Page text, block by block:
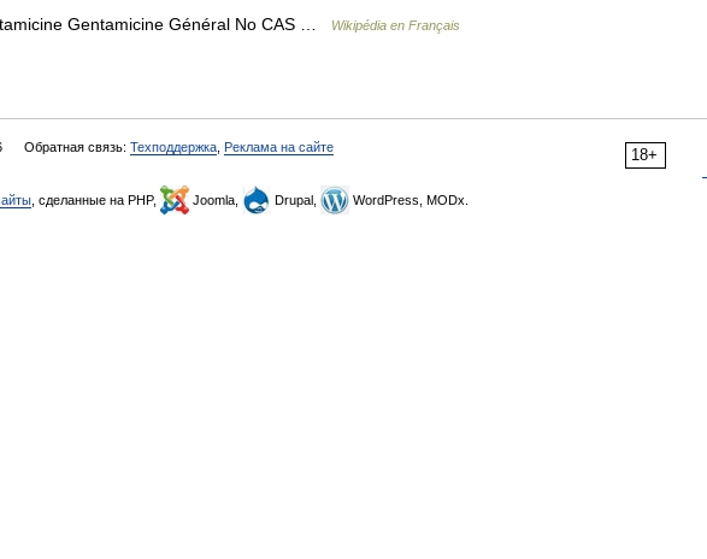
Gentamicine Général No CAS … Wikipédia en Français
18+
Обратная связь: Техподдержка Реклама на сайте
, сделанные на PHP, Joomla, Drupal, WordPress, MODx.